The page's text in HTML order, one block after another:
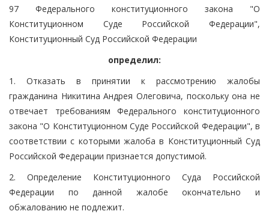
97 Федерального конституционного закона "О
Конституционном Суде Российской Федерации",
Конституционный Суд Российской Федерации
определил:
1. Отказать в принятии к рассмотрению жалобы
гражданина Никитина Андрея Олеговича, поскольку она не
отвечает требованиям Федерального конституционного
закона "О Конституционном Суде Российской Федерации", в
соответствии с которыми жалоба в Конституционный Суд
Российской Федерации признается допустимой.
2. Определение Конституционного Суда Российской
Федерации по данной жалобе окончательно и
обжалованию не подлежит.